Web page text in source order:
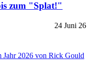
zum "Splat!"
24 Juni 26